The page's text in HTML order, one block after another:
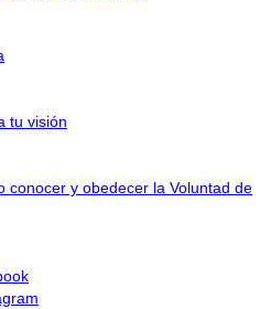
tu visión
conocer y obedecer la Voluntad de